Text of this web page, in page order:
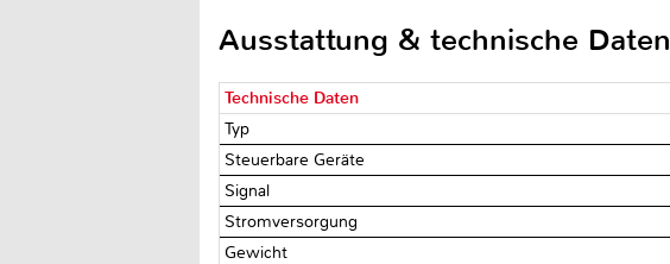
Ausstattung & technische Daten
Technische Daten
Typ
Steuerbare Geräte
Signal
Stromversorgung
Gewicht